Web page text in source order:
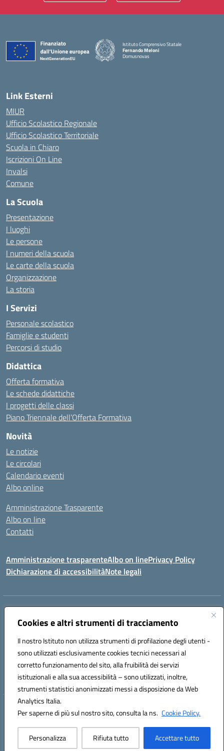
Cookies e altri strumenti di tracciamento
Il nostro Istituto non utilizza strumenti di profilazione degli utenti -
sono utilizzati esclusivamente cookies tecnici necessari al
corretto funzionamento del sito, alla fruibilità dei servizi
istituzionali e alla sua accessibilità – sono utilizzati, inoltre,
strumenti statistici anonimizzati messi a disposizione da Web
Analytics Italia.
Per saperne di più sul nostro sito, consulta la ns. Cookie Policy.
Personalizza Rifiuta tutto Accettare tutto
Istituto Comprensivo Statale
Fernando Meloni
Domusnovas
Link Esterni
MIUR
Ufficio Scolastico Regionale
Ufficio Scolastico Territoriale
Scuola in Chiaro
Iscrizioni On Line
Invalsi
Comune
La Scuola
Presentazione
I luoghi
Le persone
I numeri della scuola
Le carte della scuola
Organizzazione
La storia
I Servizi
Personale scolastico
Famiglie e studenti
Percorsi di studio
Didattica
Offerta formativa
Le schede didattiche
I progetti delle classi
Piano Triennale dell’Offerta Formativa
Novità
Le notizie
Le circolari
Calendario eventi
Albo online
Amministrazione Trasparente
Albo on line
Contatti
Amministrazione trasparenteAlbo on linePrivacy Policy
Dichiarazione di accessibilitàNote legali
Indirizzo:
Centralino:078170786 Email:caic875002@istruzione.it
Codice fiscale: 90027700922
Codice meccanografico:
CAIC875002
Codice unico di fatturazione (CUF): UFVRG0
Hosting & Powered by 3D Solution S.r.l.
Concept & Design by Designers Italia